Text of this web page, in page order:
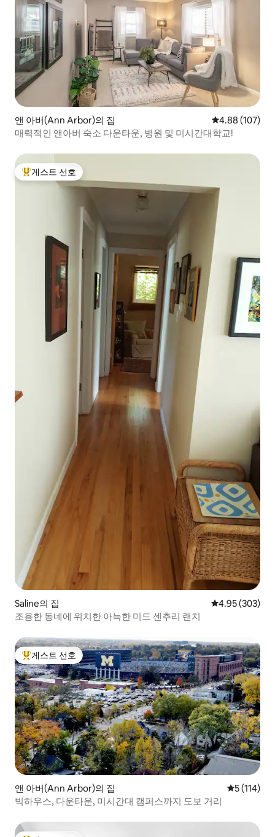
앤 아버(Ann Arbor)의 집 평점 4.88점(5
4.88 (107)
매력적인 앤아버 숙소 다운타운, 병원 및 미시간대학교!
상위 게스트 선호
게스트 선호
Saline의 집 평점 4.95점(5
4.95 (303)
조용한 동네에 위치한 아늑한 미드 센추리 랜치
상위 게스트 선호
게스트 선호
앤 아버(Ann Arbor)의 집 평점 5점(5
5 (114)
빅하우스, 다운타운, 미시간대 캠퍼스까지 도보 거리